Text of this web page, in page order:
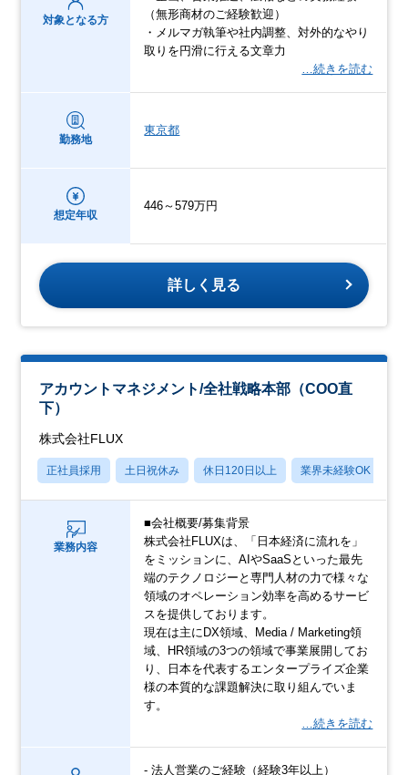
対象となる方
（無形商材のご経験歓迎）
・メルマガ執筆や社内調整、対外的なやり
取りを円滑に行える文章力
…続きを読む
勤務地
東京都
想定年収
446～579万円
詳しく見る
アカウントマネジメント/全社戦略本部（COO直
下）
株式会社FLUX
正社員採用 土日祝休み 休日120日以上 業界未経験OK
業務内容
■会社概要/募集背景
株式会社FLUXは、「日本経済に流れを」
をミッションに、AIやSaaSといった最先
端のテクノロジーと専門人材の力で様々な
領域のオペレーション効率を高めるサービ
スを提供しております。
現在は主にDX領域、Media / Marketing領
域、HR領域の3つの領域で事業展開してお
り、日本を代表するエンタープライズ企業
様の本質的な課題解決に取り組んでいま
す。
…続きを読む
- 法人営業のご経験（経験3年以上）